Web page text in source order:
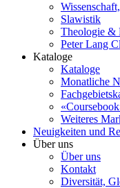
Slawistik
Theologie &
Peter Lang
Kataloge
Kataloge
Monatliche
Weiteres
Neuigkeiten und
Über uns
Über uns
Kontakt
Diversität,